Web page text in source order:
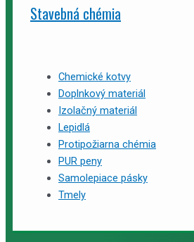
Stavebná chémia
Chemické kotvy
Doplnkový materiál
Izolačný materiál
Lepidlá
Protipožiarna chémia
PUR peny
Samolepiace pásky
Tmely